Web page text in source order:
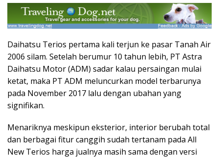
Daihatsu Terios pertama kali terjun ke pasar Tanah Air
2006 silam. Setelah berumur 10 tahun lebih, PT Astra
Daihatsu Motor (ADM) sadar kalau persaingan mulai
ketat, maka PT ADM meluncurkan model terbarunya
pada November 2017 lalu dengan ubahan yang
signifikan.
Menariknya meskipun eksterior, interior berubah total
dan berbagai fitur canggih sudah tertanam pada All
New Terios harga jualnya masih sama dengan versi